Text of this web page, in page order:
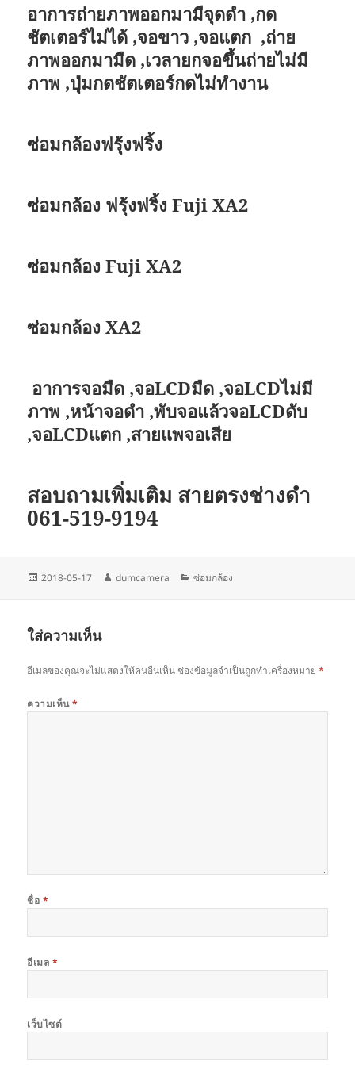
อาการถ่ายภาพออกมามีจุดดำ ,กด
ชัตเตอร์ไม่ได้ ,จอขาว ,จอแตก ,ถ่าย
ภาพออกมามืด ,เวลายกจอขึ้นถ่ายไม่มี
ภาพ ,ปุ่มกดชัตเตอร์กดไม่ทำงาน
ซ่อมกล้องฟรุ้งฟริ้ง
ซ่อมกล้อง ฟรุ้งฟริ้ง Fuji XA2
ซ่อมกล้อง Fuji XA2
ซ่อมกล้อง XA2
อาการจอมืด ,จอLCDมืด ,จอLCDไม่มี
ภาพ ,หน้าจอดำ ,พับจอแล้วจอLCDดับ
,จอLCDแตก ,สายแพจอเสีย
สอบถามเพิ่มเติม สายตรงช่างดำ
061-519-9194
เขียน
2018-05-17
ผู้
dumcamera
หมวด
ซ่อมกล้อง
ใส่ความเห็น
อีเมลของคุณจะไม่แสดงให้คนอื่นเห็น ช่องข้อมูลจำเป็นถูกทำเครื่องหมาย*
ความเห็น*
ชื่อ *
อีเมล *
เว็บไซต์